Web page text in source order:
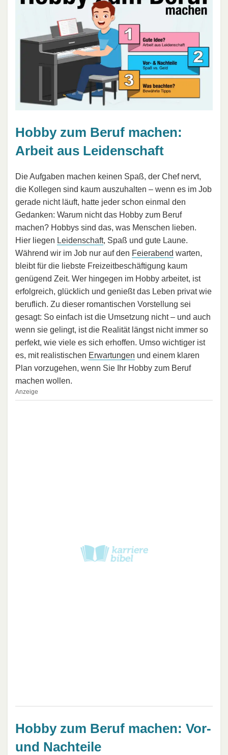
Hobby zum Beruf machen:
Arbeit aus Leidenschaft
Die Aufgaben machen keinen Spaß, der Chef nervt,
die Kollegen sind kaum auszuhalten – wenn es im Job
gerade nicht läuft, hatte jeder schon einmal den
Gedanken: Warum nicht das Hobby zum Beruf
machen? Hobbys sind das, was Menschen lieben.
Hier liegen Leidenschaft, Spaß und gute Laune.
Während wir im Job nur auf den Feierabend warten,
bleibt für die liebste Freizeitbeschäftigung kaum
genügend Zeit. Wer hingegen im Hobby arbeitet, ist
erfolgreich, glücklich und genießt das Leben privat wie
beruflich. Zu dieser romantischen Vorstellung sei
gesagt: So einfach ist die Umsetzung nicht – und auch
wenn sie gelingt, ist die Realität längst nicht immer so
perfekt, wie viele es sich erhoffen. Umso wichtiger ist
es, mit realistischen Erwartungen und einem klaren
Plan vorzugehen, wenn Sie Ihr Hobby zum Beruf
machen wollen.
Anzeige
Hobby zum Beruf machen: Vor-
und Nachteile